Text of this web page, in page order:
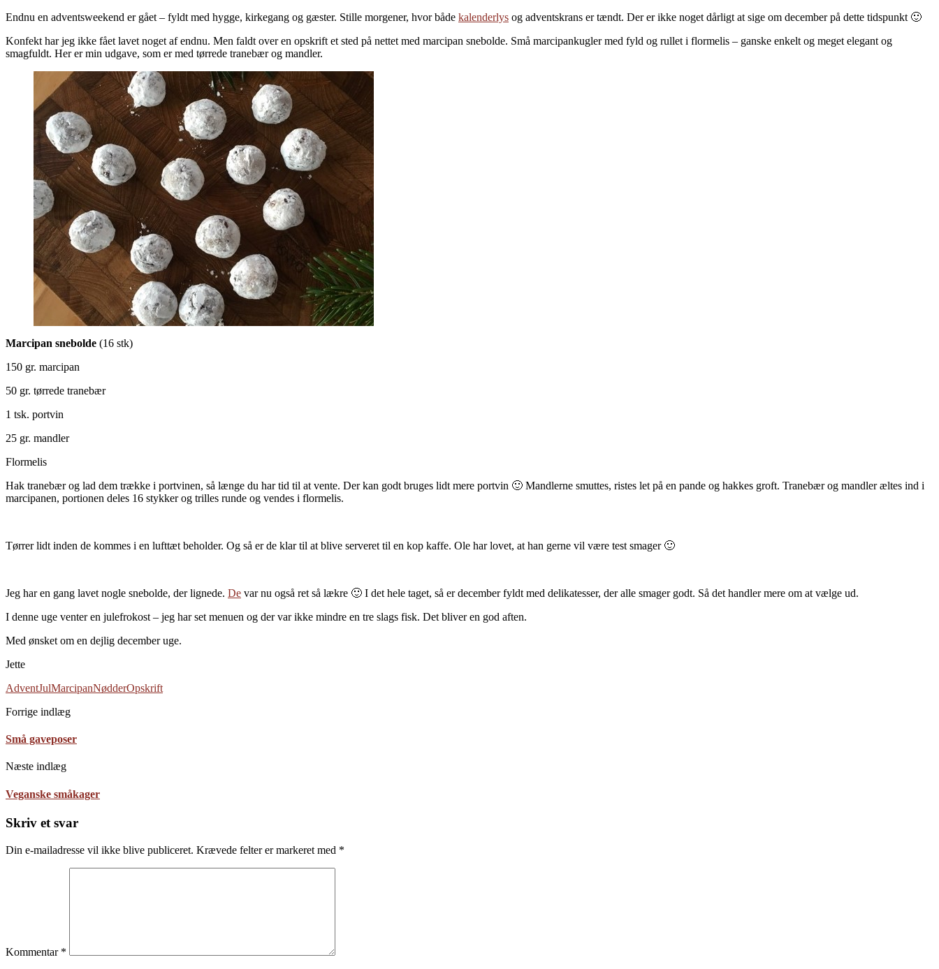
Endnu en adventsweekend er gået – fyldt med hygge, kirkegang og gæster. Stille morgener, hvor både kalenderlys og adventskrans er tændt. Der er ikke noget dårligt at sige om december på dette tidspunkt 🙂
Konfekt har jeg ikke fået lavet noget af endnu. Men faldt over en opskrift et sted på nettet med marcipan snebolde. Små marcipankugler med fyld og rullet i flormelis – ganske enkelt og meget elegant og
smagfuldt. Her er min udgave, som er med tørrede tranebær og mandler.
Marcipan snebolde (16 stk)
150 gr. marcipan
50 gr. tørrede tranebær
1 tsk. portvin
25 gr. mandler
Flormelis
Hak tranebær og lad dem trække i portvinen, så længe du har tid til at vente. Der kan godt bruges lidt mere portvin 🙂 Mandlerne smuttes, ristes let på en pande og hakkes groft. Tranebær og mandler æltes ind i
marcipanen, portionen deles 16 stykker og trilles runde og vendes i flormelis.
Tørrer lidt inden de kommes i en lufttæt beholder. Og så er de klar til at blive serveret til en kop kaffe. Ole har lovet, at han gerne vil være test smager 🙂
Jeg har en gang lavet nogle snebolde, der lignede. De var nu også ret så lækre 🙂 I det hele taget, så er december fyldt med delikatesser, der alle smager godt. Så det handler mere om at vælge ud.
I denne uge venter en julefrokost – jeg har set menuen og der var ikke mindre en tre slags fisk. Det bliver en god aften.
Med ønsket om en dejlig december uge.
Jette
AdventJulMarcipanNødderOpskrift
Forrige indlæg
Små gaveposer
Næste indlæg
Veganske småkager
Skriv et svar
Din e-mailadresse vil ikke blive publiceret. Krævede felter er markeret med *
Kommentar *